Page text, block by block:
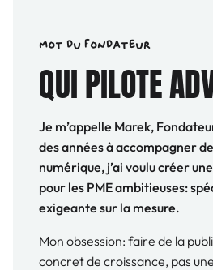
mot du fondateur
QUI PILOTE
Je m’appelle Marek,
des années à accompagner
numérique, j’ai voulu créer
pour les PME ambitieuses:
exigeante sur la mesure.
Mon obsession: faire de la
concret de croissance, pas